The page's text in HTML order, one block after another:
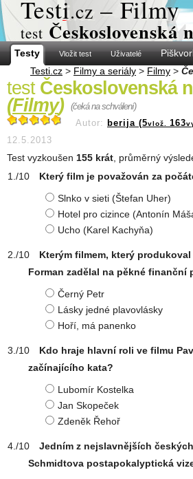
Testi.cz – Filmy
test Československá
Testy Vložit test Uživatelé
Testi.cz > Filmy a seriály > Filmy >
test Československá
(Filmy) (čeká na schválení)
Autor: berija (5vlož. 163
12.5.2013
Test vyzkoušen 155 krát, průměrný
Který film je považován za
Slnko v sieti (Štefan Uher)
Hotel pro cizince (Antonín
Ucho (Karel Kachyňa)
Kterým filmem, který
Forman zadělal na pěkné finanční
Černý Petr
Lásky jedné plavovlásky
Hoří, má panenko
Kdo hraje hlavní roli ve filmu
začínajícího kata?
Lubomír Kostelka
Jan Skopeček
Zdeněk Řehoř
Jedním z nejslavnějších
Schmidtova postapokalyptická